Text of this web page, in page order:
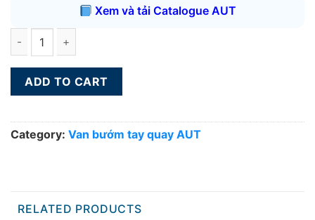
Xem và tải Catalogue AUT
ADD TO CART
Category: Van bướm tay quay AUT
RELATED PRODUCTS